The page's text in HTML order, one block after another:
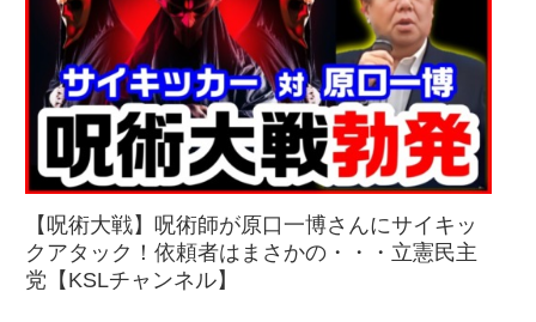
【呪術大戦】呪術師が原口一博さんにサイキッ
クアタック！依頼者はまさかの・・・立憲民主
党【KSLチャンネル】